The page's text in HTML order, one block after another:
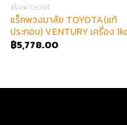
แร็คพาวเวอร์
แร็คพวงมาลัย TOYOTA(แท้
ประกอบ) VENTURY เครื่อง
฿5,778.00